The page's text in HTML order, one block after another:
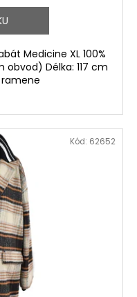
Medicine XL 100%
Délka: 117 cm
Kód: 62652